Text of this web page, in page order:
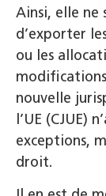
Ainsi, elle ne
d’exporter
ou les
nouvelle
l’UE (CJUE)
exceptions,
droit.